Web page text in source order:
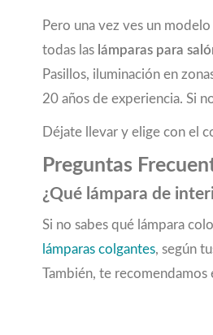
Pero una vez ves un
todas las lámparas para
Pasillos, iluminación en
20 años de experiencia. Si
Déjate llevar y elige con el
Preguntas
¿Qué lámpara de
Si no sabes qué lámpara
lámparas colgantes, según
También, te recomendamos